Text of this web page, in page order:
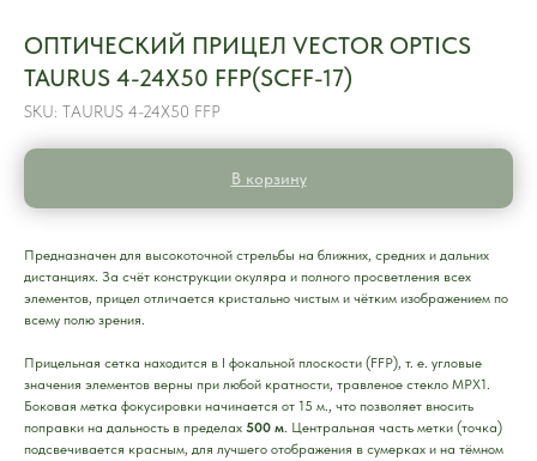
ОПТИЧЕСКИЙ ПРИЦЕЛ VECTOR OPTICS
TAURUS 4-24X50 FFP(SCFF-17)
SKU: TAURUS 4-24X50 FFP
В корзину
Предназначен для высокоточной стрельбы на ближних, средних и дальних
дистанциях. За счёт конструкции окуляра и полного просветления всех
элементов, прицел отличается кристально чистым и чётким изображением по
всему полю зрения.
Прицельная сетка находится в I фокальной плоскости (FFP), т. е. угловые
значения элементов верны при любой кратности, травленое стекло MPX1.
Боковая метка фокусировки начинается от 15 м., что позволяет вносить
поправки на дальность в пределах 500 м. Центральная часть метки (точка)
подсвечивается красным, для лучшего отображения в сумерках и на тёмном